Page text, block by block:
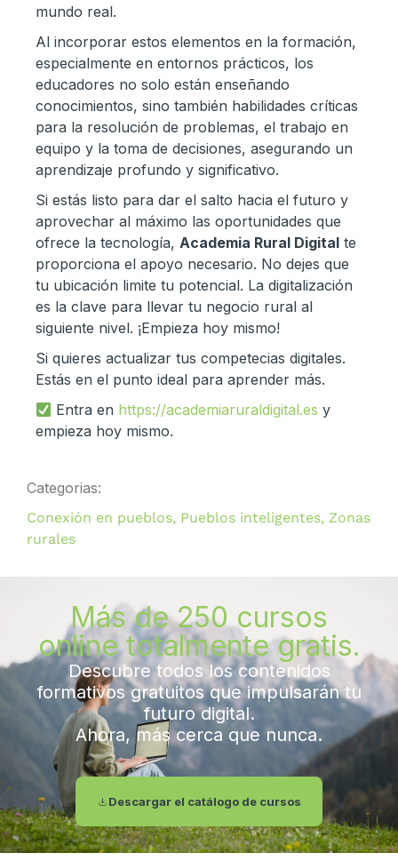
mundo real.
Al incorporar estos elementos en la formación,
especialmente en entornos prácticos, los
educadores no solo están enseñando
conocimientos, sino también habilidades críticas
para la resolución de problemas, el trabajo en
equipo y la toma de decisiones, asegurando un
aprendizaje profundo y significativo.
Si estás listo para dar el salto hacia el futuro y
aprovechar al máximo las oportunidades que
ofrece la tecnología, Academia Rural Digital te
proporciona el apoyo necesario. No dejes que
tu ubicación limite tu potencial. La digitalización
es la clave para llevar tu negocio rural al
siguiente nivel. ¡Empieza hoy mismo!
Si quieres actualizar tus competecias digitales.
Estás en el punto ideal para aprender más.
Entra en https://academiaruraldigital.es y
empieza hoy mismo.
Categorias:
Conexión en pueblos, Pueblos inteligentes, Zonas
rurales
Más de 250 cursos
online totalmente gratis.
Descubre todos los contenidos
formativos gratuitos que impulsarán tu
futuro digital.
Ahora, más cerca que nunca.
Descargar el catálogo de cursos